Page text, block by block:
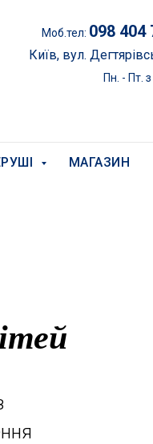
Моб.тел: 098 404
Київ, вул.
Пн. - Пт.
МАГАЗИН